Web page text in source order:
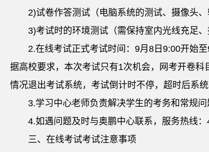
2)试卷作答测试（电脑系统的测试、摄像头
3)考试时的环境测试（需保持室内光线充足、
2.在线考试正式考试时间：9月8日9:00开始
据高校要求，本次考试只有1次机会，网考开卷
情况退出考试系统，考试倒计时不停，超时后系
3.学习中心老师负责解决学生的考务和常规
4.如遇问题及时与奥鹏中心联系，服务热线：
三、在线考试考试注意事项